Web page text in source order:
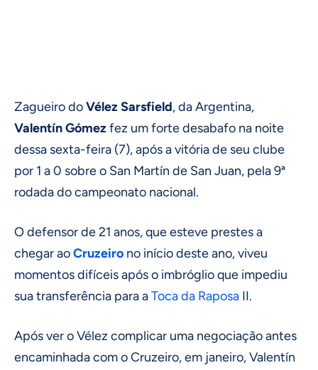
Zagueiro doVélez Sarsfield, da Argentina,
Valentín Gómez fez um forte desabafo na noite
dessa sexta-feira (7), após a vitória de seu clube
por 1 a 0 sobre o San Martín de San Juan, pela 9ª
rodada do campeonato nacional.
O defensor de 21 anos, que esteve prestes a
chegar aoCruzeiro no início deste ano, viveu
momentos difíceis após o imbróglio que impediu
sua transferência para aToca da Raposa II.
Após ver o Vélez complicar uma negociação antes
encaminhada com o Cruzeiro, em janeiro, Valentín